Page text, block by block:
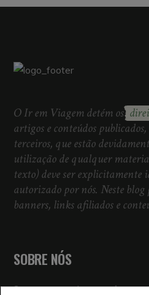
O Ir em Viagem detém os
artigos e conteúdos
terceiros, que estão
utilização de qualquer
texto) deve ser
autorizado por nós. Neste
banners, links afiliados e
SOBRE NÓS
Somos um casal português que